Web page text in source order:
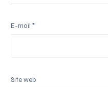
E-mail*
Site web